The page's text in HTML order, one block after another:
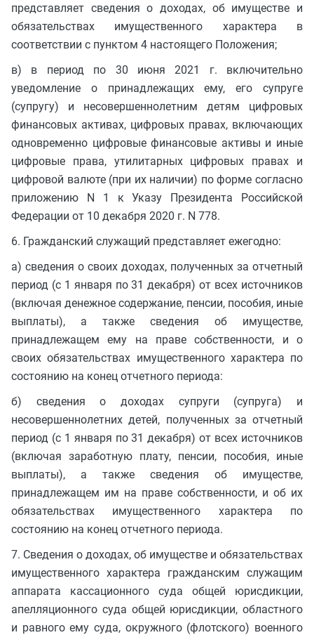
представляет сведения о доходах, об имуществе и
обязательствах имущественного характера в
соответствии с пунктом 4 настоящего Положения;
в) в период по 30 июня 2021 г. включительно
уведомление о принадлежащих ему, его супруге
(супругу) и несовершеннолетним детям цифровых
финансовых активах, цифровых правах, включающих
одновременно цифровые финансовые активы и иные
цифровые права, утилитарных цифровых правах и
цифровой валюте (при их наличии) по форме согласно
приложению N 1 к Указу Президента Российской
Федерации от 10 декабря 2020 г. N 778.
6. Гражданский служащий представляет ежегодно:
а) сведения о своих доходах, полученных за отчетный
период (с 1 января по 31 декабря) от всех источников
(включая денежное содержание, пенсии, пособия, иные
выплаты), а также сведения об имуществе,
принадлежащем ему на праве собственности, и о
своих обязательствах имущественного характера по
состоянию на конец отчетного периода:
б) сведения о доходах супруги (супруга) и
несовершеннолетних детей, полученных за отчетный
период (с 1 января по 31 декабря) от всех источников
(включая заработную плату, пенсии, пособия, иные
выплаты), а также сведения об имуществе,
принадлежащем им на праве собственности, и об их
обязательствах имущественного характера по
состоянию на конец отчетного периода.
7. Сведения о доходах, об имуществе и обязательствах
имущественного характера гражданским служащим
аппарата кассационного суда общей юрисдикции,
апелляционного суда общей юрисдикции, областного
и равного ему суда, окружного (флотского) военного